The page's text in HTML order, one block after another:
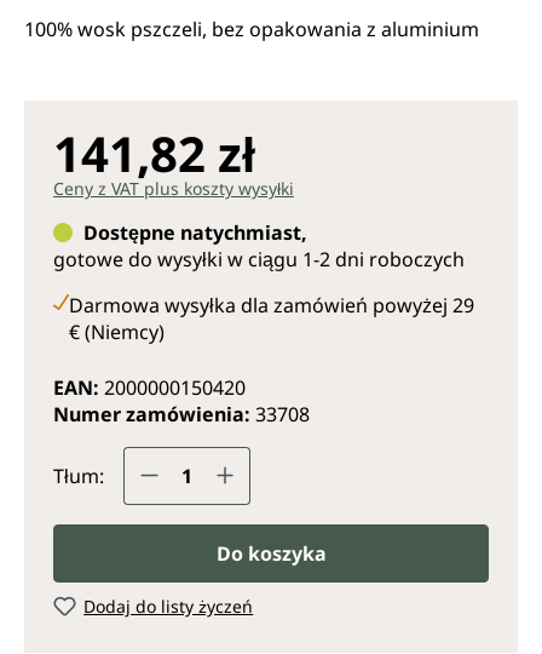
100% wosk pszczeli, bez opakowania z aluminium
141,82 zł
Ceny z VAT plus koszty wysyłki
Dostępne natychmiast,
gotowe do wysyłki w ciągu 1-2 dni roboczych
Darmowa wysyłka dla zamówień powyżej 29
€ (Niemcy)
EAN: 2000000150420
Numer zamówienia: 33708
Tłum: Ilość produktu: Wprowadź
Do koszyka
Dodaj do listy życzeń